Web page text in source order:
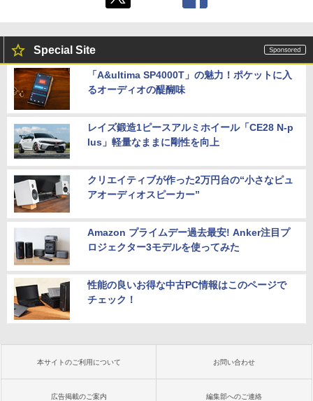
Special Site
「A&ultima SP4000T」の魅力！ポケットに入
るオーディオの醍醐味
レイズ鍛造1ピースアルミホイール「CE28 N-p
lus」軽量なままに剛性を向上
クリエイティブが作った2万円台の“小さなピュ
アオーディオスピーカー”
Amazon プライムデー過去最安! Anker注目プ
ロジェクター3モデルを使ってみた
性能の良いお得な中古PC情報はこのページで
チェック！
本サイトのご利用について お問い合わせ
広告掲載のご案内 編集部へのご連絡